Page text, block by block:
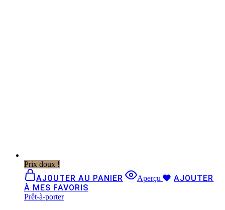
Prix doux !
AJOUTER AU PANIER Aperçu
AJOUTER
À MES FAVORIS
Prêt-à-porter